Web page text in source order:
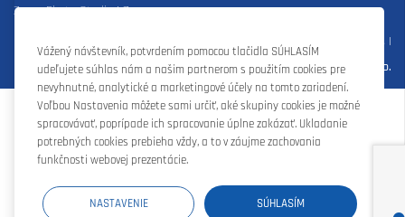
Zoner Photo Studio|Zoner s.r.o.
| Nastavenie cookies |
©Zoner s.r.o.
Vážený návštevník, potvrdením pomocou tlačidla SÚHLASÍM
udeľujete súhlas nám a našim partnerom s použitím cookies pre
nevyhnutné, analytické a marketingové účely na tomto zariadení.
Voľbou Nastavenia môžete sami určiť, aké skupiny cookies je možné
spracovávať, poprípade ich spracovanie úplne zakázať. Ukladanie
potrebných cookies prebieha vždy, a to v záujme zachovania
funkčnosti webovej prezentácie.
NASTAVENIE SÚHLASÍM